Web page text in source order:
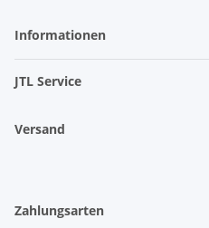
Informationen
JTL Service
Versand
Zahlungsarten